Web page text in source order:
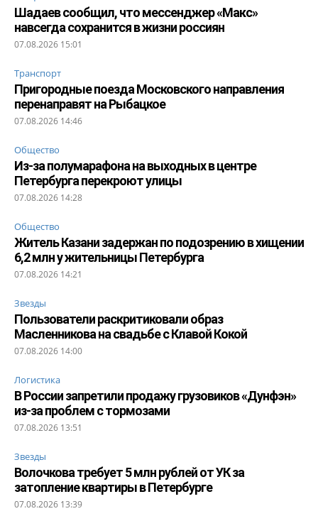
Шадаев сообщил, что мессенджер «Макс»
навсегда сохранится в жизни россиян
07.08.2026 15:01
Транспорт
Пригородные поезда Московского направления
перенаправят на Рыбацкое
07.08.2026 14:46
Общество
Из-за полумарафона на выходных в центре
Петербурга перекроют улицы
07.08.2026 14:28
Общество
Житель Казани задержан по подозрению в хищении
6,2 млн у жительницы Петербурга
07.08.2026 14:21
Звезды
Пользователи раскритиковали образ
Масленникова на свадьбе с Клавой Кокой
07.08.2026 14:00
Логистика
В России запретили продажу грузовиков «Дунфэн»
из-за проблем с тормозами
07.08.2026 13:51
Звезды
Волочкова требует 5 млн рублей от УК за
затопление квартиры в Петербурге
07.08.2026 13:39